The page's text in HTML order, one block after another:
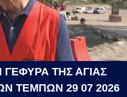
ΤΗΣ ΑΓΙΑΣ
ΤΕΜΠΩΝ 29 07 2026